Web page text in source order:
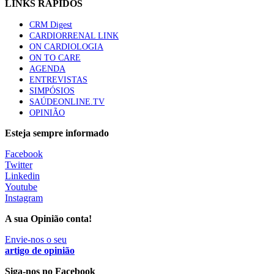
apresentavam níveis elevados de Lp(a), revela estudo
Trodelvy aprovado para primeira linha no cancro da
mama triplo negativo metastático em doentes não
elegíveis para inibidores PD-(L)1
61 visualizações
Quase 11.900 jovens recorreram aos cheques psicólogo e
nutricionista no primeiro mês
7 Ago, 2026
apoio robótico em Portugal
LINKS RÁPIDOS
CRM Digest
CARDIORRENAL LINK
ON CARDIOLOGIA
ON TO CARE
AGENDA
ENTREVISTAS
SIMPÓSIOS
SAÚDEONLINE.TV
OPINIÃO
Esteja sempre informado
Facebook
Twitter
Linkedin
Youtube
Instagram
A sua Opinião conta!
Envie-nos o seu
artigo de opinião
Siga-nos no Facebook